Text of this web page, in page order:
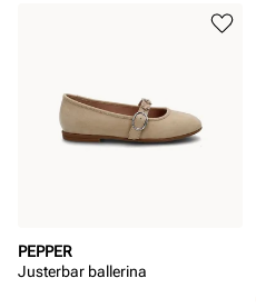
PEPPER
Justerbar ballerina